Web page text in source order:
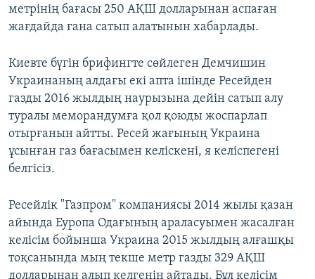
метрінің бағасы 250 АҚШ долларынан аспаған
жағдайда ғана сатып алатынын хабарлады.
Киевте бүгін брифингте сөйлеген Демчишин
Украинаның алдағы екі апта ішінде Ресейден
газды 2016 жылдың наурызына дейін сатып алу
туралы меморандумға қол қоюды жоспарлап
отырғанын айтты. Ресей жағының Украина
ұсынған газ бағасымен келіскені, я келіспегені
белгісіз.
Ресейлік "Газпром" компаниясы 2014 жылы қазан
айында Еуропа Одағының араласуымен жасалған
келісім бойынша Украина 2015 жылдың алғашқы
тоқсанында мың текше метр газды 329 АҚШ
долларынан алып келгенін айтады. Бұл келісім